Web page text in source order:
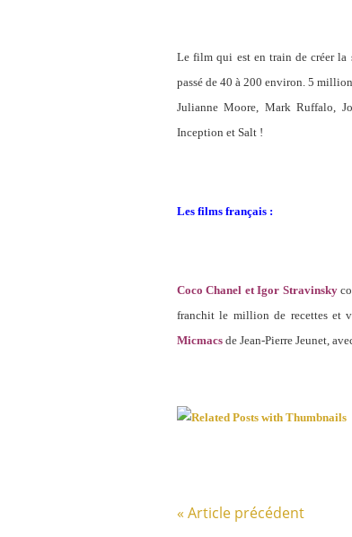
Le film qui est en train de créer la
passé de 40 à 200 environ. 5
Julianne Moore, Mark Ruffalo,
Inception et Salt !
Les films français :
Coco Chanel et Igor Stravinsky
franchit le million de recettes et
Micmacs de Jean-Pierre Jeunet,
« Article précédent